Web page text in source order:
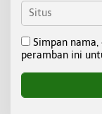
Simpan
peramban ini